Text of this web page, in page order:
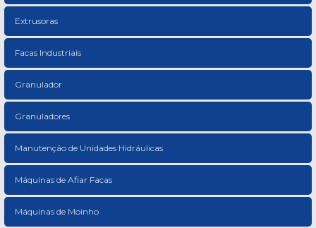
Extrusoras
Facas Industriais
Granulador
Granuladores
Manutenção de Unidades Hidráulicas
Máquinas de Afiar Facas
Máquinas de Moinho